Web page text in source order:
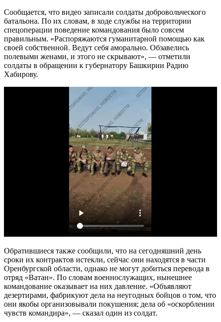
Сообщается, что видео записали солдаты добровольческого
батальона. По их словам, в ходе службы на территории
спецоперации поведение командования было совсем
правильным. «Распоряжаются гуманитарной помощью как
своей собственной. Ведут себя аморально. Обзавелись
полевыми женами, и этого не скрывают», — отметили
солдаты в обращении к губернатору Башкирии Радию
Хабирову.
Обратившиеся также сообщили, что на сегодняшний день
сроки их контрактов истекли, сейчас они находятся в части
Оренбургской области, однако не могут добиться перевода в
отряд «Ватан». По словам военнослужащих, нынешнее
командование оказывает на них давление. «Объявляют
дезертирами, фабрикуют дела на неугодных бойцов о том, что
они якобы организовывали покушения; дела об «оскорблении
чувств командира», — сказал один из солдат.